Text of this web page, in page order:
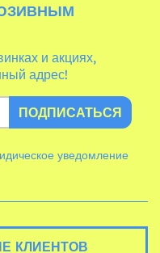
и акциях,
адрес!
ПОДПИСАТЬСЯ
уведомление
КЛИЕНТОВ